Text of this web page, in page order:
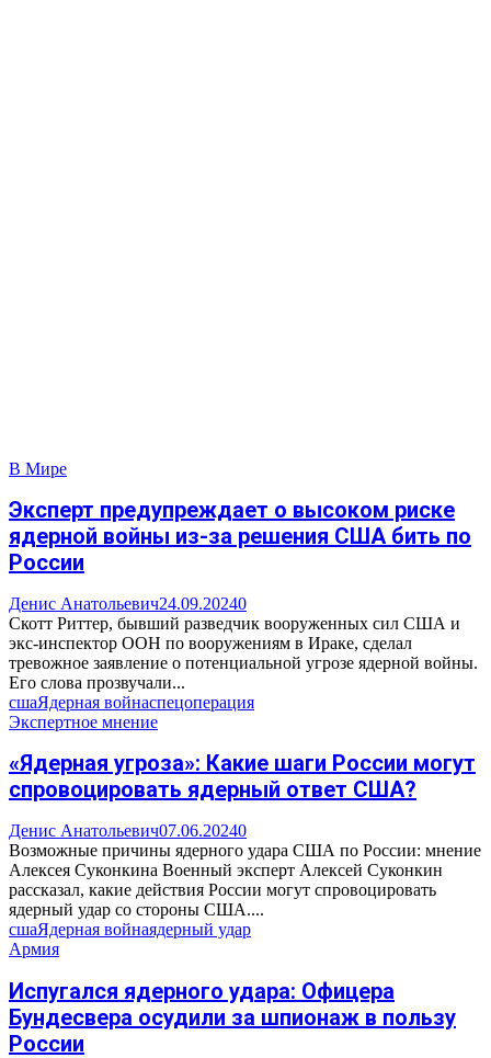
В Мире
Эксперт предупреждает о высоком риске
ядерной войны из-за решения США бить по
России
Денис Анатольевич24.09.20240
Скотт Риттер, бывший разведчик вооруженных сил США и
экс-инспектор ООН по вооружениям в Ираке, сделал
тревожное заявление о потенциальной угрозе ядерной войны.
Его слова прозвучали...
сшаЯдерная войнаспецоперация
Экспертное мнение
«Ядерная угроза»: Какие шаги России могут
спровоцировать ядерный ответ США?
Денис Анатольевич07.06.20240
Возможные причины ядерного удара США по России: мнение
Алексея Суконкина Военный эксперт Алексей Суконкин
рассказал, какие действия России могут спровоцировать
ядерный удар со стороны США....
сшаЯдерная войнаядерный удар
Армия
Испугался ядерного удара: Офицера
Бундесвера осудили за шпионаж в пользу
России